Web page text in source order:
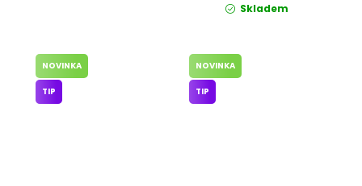
Skladem
NOVINKA
TIP
NOVINKA
TIP